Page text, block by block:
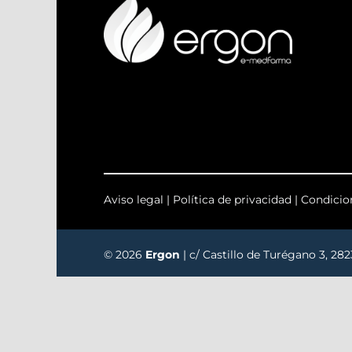
Aviso legal | Política de privacidad |
© 2026 Ergon | c/ Castillo de Turégano 3,